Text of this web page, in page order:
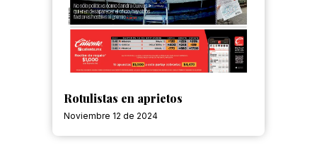
Rotulistas en aprietos
Noviembre 12 de 2024